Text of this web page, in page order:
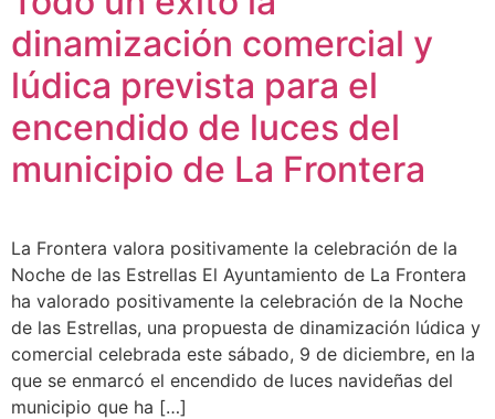
dinamización comercial y
lúdica prevista para el
encendido de luces del
municipio de La Frontera
La Frontera valora positivamente la celebración de la
Noche de las Estrellas El Ayuntamiento de La Frontera
ha valorado positivamente la celebración de la Noche
de las Estrellas, una propuesta de dinamización lúdica y
comercial celebrada este sábado, 9 de diciembre, en la
que se enmarcó el encendido de luces navideñas del
municipio que ha […]